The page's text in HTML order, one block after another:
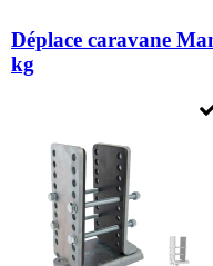
Déplace caravane
kg